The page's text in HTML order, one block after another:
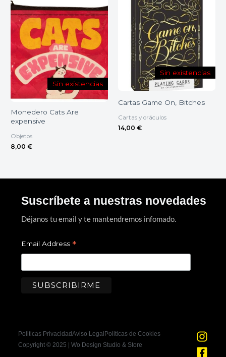
Sin existencias
Monedero Cats Are
expensive
Objetos
8,00 €
Sin existencias
Cartas Game On, Bitches
Cartas y oráculos
14,00 €
Suscríbete a nuestras novedades
Déjanos tu email y te mantendremos infomado.
Email Address *
Politicas PrivacidadAviso LegalPoliticas de Cookies
Copyright © 2025 | Wo Design Studio & Store
I
n
F
a